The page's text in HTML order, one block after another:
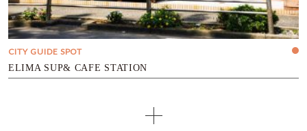
CITY GUIDE SPOT
ELIMA SUP& CAFE STATION